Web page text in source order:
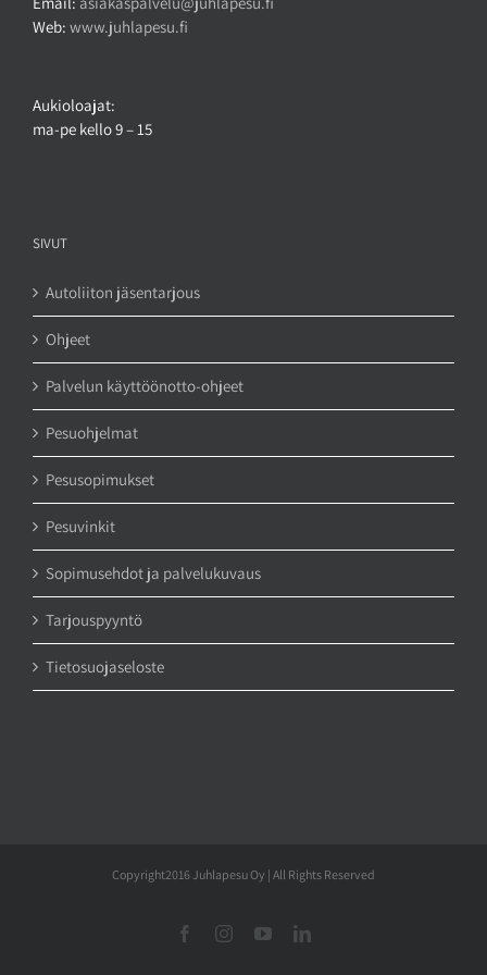
Web: www.juhlapesu.fi
Aukioloajat:
ma-pe kello 9 – 15
SIVUT
Autoliiton jäsentarjous
Ohjeet
Palvelun käyttöönotto-ohjeet
Pesuohjelmat
Pesusopimukset
Pesuvinkit
Sopimusehdot ja palvelukuvaus
Tarjouspyyntö
Tietosuojaseloste
Copyright2016 Juhlapesu Oy | All Rights Reserved
FacebookInstagramYouTubeLinkedIn